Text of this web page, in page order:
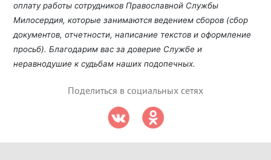
оплату работы сотрудников Православной Службы
Милосердия, которые занимаются ведением сборов (сбор
документов, отчетности, написание текстов и оформление
просьб). Благодарим вас за доверие Службе и
неравнодушие к судьбам наших подопечных.
Поделиться в социальных сетях